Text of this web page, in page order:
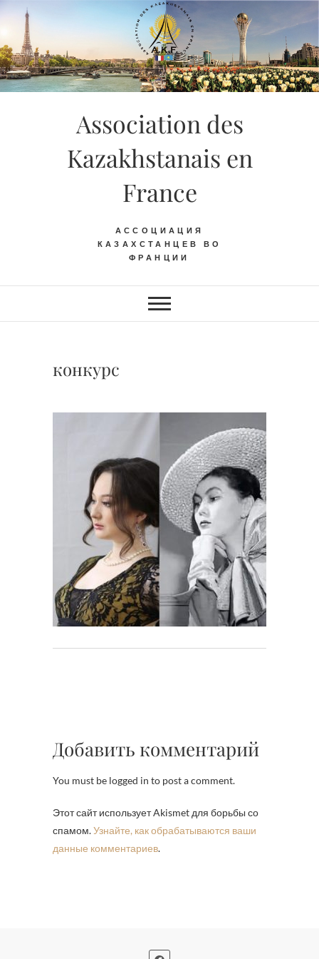
Skip
content
Association des
Kazakhstanais en
France
АССОЦИАЦИЯ
КАЗАХСТАНЦЕВ ВО
ФРАНЦИИ
конкурс
Добавить комментарий
You must be logged in to post a comment.
Этот сайт использует Akismet для борьбы со
спамом.Узнайте, как обрабатываются ваши
данные комментариев.